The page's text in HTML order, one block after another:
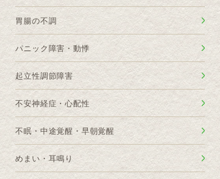
胃腸の不調
パニック障害・動悸
起立性調節障害
不安神経症・心配性
不眠・中途覚醒・早朝覚醒
めまい・耳鳴り